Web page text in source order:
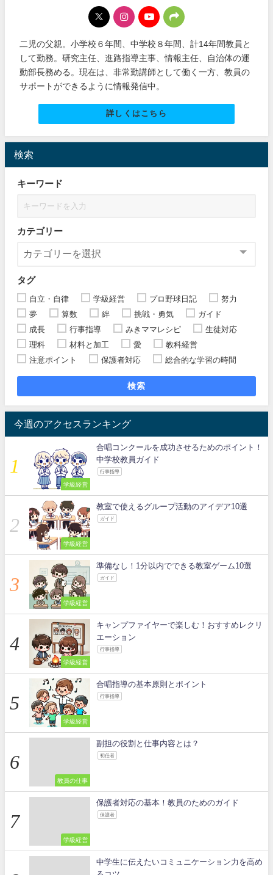
二児の父親。小学校６年間、中学校８年間、計14年間教員と
して勤務。研究主任、進路指導主事、情報主任、自治体の運
動部長務める。現在は、非常勤講師として働く一方、教員の
サポートができるように情報発信中。
詳しくはこちら
検索
キーワード
カテゴリー
タグ
自立・自律 学級経営 プロ野球日記
努力
夢
算数 絆 挑戦・勇気
ガイド
成長
行事指導 みきママレシピ
生徒対応
理科
材料と加工 愛
教科経営
注意ポイント
保護者対応 総合的な学習の時間
検索
今週のアクセスランキング
学級経営
合唱コンクールを成功させるためのポイント！
中学校教員ガイド
行事指導
学級経営
教室で使えるグループ活動のアイデア10選
ガイド
学級経営
準備なし！1分以内でできる教室ゲーム10選
ガイド
学級経営
キャンプファイヤーで楽しむ！おすすめレクリ
エーション
行事指導
学級経営
合唱指導の基本原則とポイント
行事指導
教員の仕事
副担の役割と仕事内容とは？
初任者
学級経営
保護者対応の基本！教員のためのガイド
保護者
中学生に伝えたいコミュニケーション力を高め